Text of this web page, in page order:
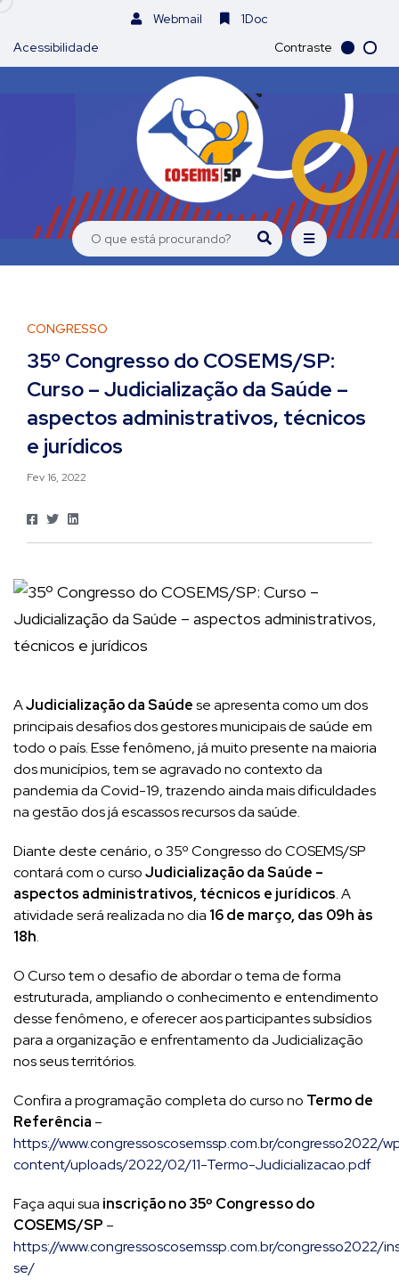
Webmail
1Doc
Acessibilidade
Contraste
CONGRESSO
35º Congresso do COSEMS/SP:
Curso – Judicialização da Saúde –
aspectos administrativos, técnicos
e jurídicos
Fev 16, 2022
AJudicialização da Saúdese apresenta como um dos
principais desafios dos gestores municipais de saúde em
todo o país. Esse fenômeno, já muito presente na maioria
dos municípios, tem se agravado no contexto da
pandemia da Covid-19, trazendo ainda mais dificuldades
na gestão dos já escassos recursos da saúde.
Diante deste cenário, o 35º Congresso do COSEMS/SP
contará com o cursoJudicialização da Saúde –
aspectos administrativos, técnicos e jurídicos. A
atividade será realizada no dia 16 de março, das 09h às
18h.
O Curso tem o desafio de abordar o tema de forma
estruturada, ampliando o conhecimento e entendimento
desse fenômeno, e oferecer aos participantes subsídios
para a organização e enfrentamento da Judicialização
nos seus territórios.
Confira a programação completa do curso no Termo de
Referência –
https://www.congressoscosemssp.com.br/congresso2022/
content/uploads/2022/02/11-Termo-Judicializacao.pdf
Faça aqui sua inscrição no 35º Congresso do
COSEMS/SP –
https://www.congressoscosemssp.com.br/congresso2022/
se/